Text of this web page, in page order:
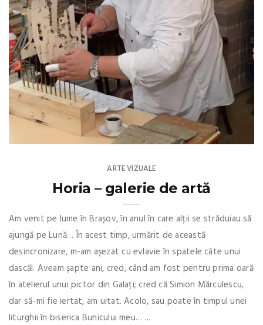
ARTE VIZUALE
Horia – galerie de artă
Am venit pe lume în Brașov, în anul în care alții se străduiau să
ajungă pe Lună… În acest timp, urmărit de această
desincronizare, m-am așezat cu evlavie în spatele câte unui
dascăl. Aveam șapte ani, cred, când am fost pentru prima oară
în atelierul unui pictor din Galați; cred că Simion Mărculescu,
dar să-mi fie iertat, am uitat. Acolo, sau poate în timpul unei
liturghii în biserica Bunicului meu… ...